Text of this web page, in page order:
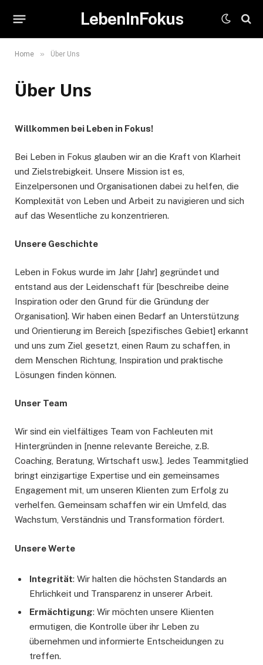
LebenInFokus
Home » Über Uns
Über Uns
Willkommen bei Leben in Fokus!
Bei Leben in Fokus glauben wir an die Kraft von Klarheit
und Zielstrebigkeit. Unsere Mission ist es,
Einzelpersonen und Organisationen dabei zu helfen, die
Komplexität von Leben und Arbeit zu navigieren und sich
auf das Wesentliche zu konzentrieren.
Unsere Geschichte
Leben in Fokus wurde im Jahr [Jahr] gegründet und
entstand aus der Leidenschaft für [beschreibe deine
Inspiration oder den Grund für die Gründung der
Organisation]. Wir haben einen Bedarf an Unterstützung
und Orientierung im Bereich [spezifisches Gebiet] erkannt
und uns zum Ziel gesetzt, einen Raum zu schaffen, in
dem Menschen Richtung, Inspiration und praktische
Lösungen finden können.
Unser Team
Wir sind ein vielfältiges Team von Fachleuten mit
Hintergründen in [nenne relevante Bereiche, z.B.
Coaching, Beratung, Wirtschaft usw.]. Jedes Teammitglied
bringt einzigartige Expertise und ein gemeinsames
Engagement mit, um unseren Klienten zum Erfolg zu
verhelfen. Gemeinsam schaffen wir ein Umfeld, das
Wachstum, Verständnis und Transformation fördert.
Unsere Werte
Integrität: Wir halten die höchsten Standards an
Ehrlichkeit und Transparenz in unserer Arbeit.
Ermächtigung: Wir möchten unsere Klienten
ermutigen, die Kontrolle über ihr Leben zu
übernehmen und informierte Entscheidungen zu
treffen.